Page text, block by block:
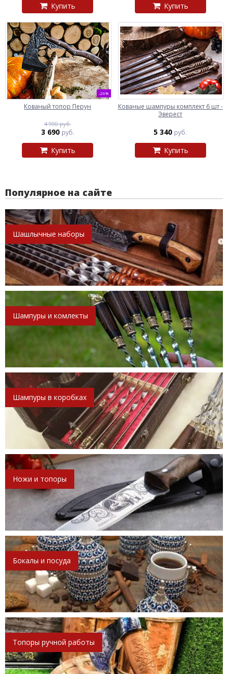
Купить Купить
-26%
Кованый топор Перун
4 990 руб.
3 690 руб.
Купить
Кованые шампуры комплект 6 шт -
Эверест
5 340 руб.
Купить
Популярное на сайте
Шашлычные наборы
Шампуры и комлекты
Шампуры в коробках
Ножи и топоры
Бокалы и посуда
Топоры ручной работы